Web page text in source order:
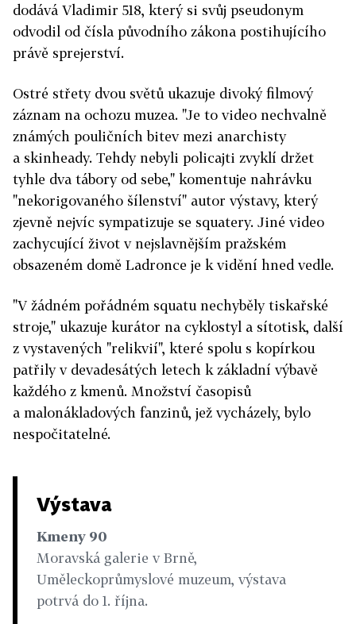
dodává Vladimir 518, který si svůj pseudonym
odvodil od čísla původního zákona postihujícího
právě sprejerství.
Ostré střety dvou světů ukazuje divoký filmový
záznam na ochozu muzea. "Je to video nechvalně
známých pouličních bitev mezi anarchisty
a skinheady. Tehdy nebyli policajti zvyklí držet
tyhle dva tábory od sebe," komentuje nahrávku
"nekorigovaného šílenství" autor výstavy, který
zjevně nejvíc sympatizuje se squatery. Jiné video
zachycující život v nejslavnějším pražském
obsazeném domě Ladronce je k vidění hned vedle.
"V žádném pořádném squatu nechyběly tiskařské
stroje," ukazuje kurátor na cyklostyl a sítotisk, další
z vystavených "relikvií", které spolu s kopírkou
patřily v devadesátých letech k základní výbavě
každého z kmenů. Množství časopisů
a malonákladových fanzinů, jež vycházely, bylo
nespočitatelné.
Výstava
Kmeny 90
Moravská galerie v Brně,
Uměleckoprůmyslové muzeum, výstava
potrvá do 1. října.